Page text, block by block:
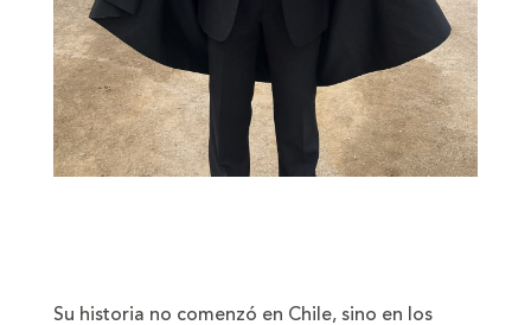
Su historia no comenzó en Chile, sino en los